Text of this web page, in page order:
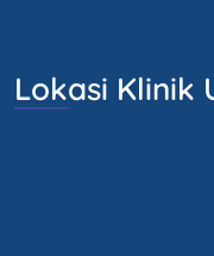
Lokasi Klinik